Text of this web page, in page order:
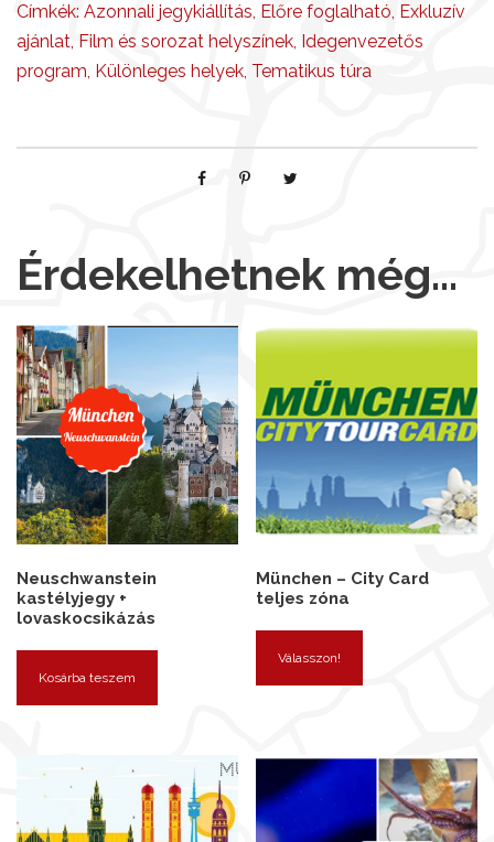
Címkék: Azonnali jegykiállítás, Előre foglalható, Exkluzív
ajánlat, Film és sorozat helyszínek, Idegenvezetős
program, Különleges helyek, Tematikus túra
Érdekelhetnek még…
Neuschwanstein
kastélyjegy +
lovaskocsikázás
Kosárba teszem
München – City Card
teljes zóna
Válasszon!